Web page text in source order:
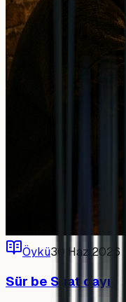
Öykü30 Haz 2026
Sür be Suat dayı